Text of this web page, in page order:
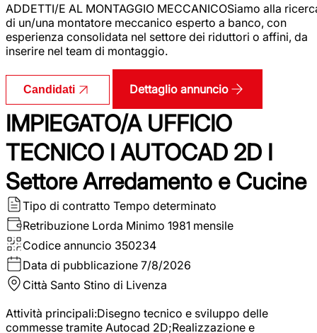
ADDETTI/E AL MONTAGGIO MECCANICOSiamo alla
di un/una montatore meccanico esperto a banco, con
esperienza consolidata nel settore dei riduttori o affini, da
inserire nel team di montaggio.
Candidati Dettaglio annuncio
IMPIEGATO/A UFFICIO
TECNICO I AUTOCAD 2D I
Settore Arredamento e Cucine
Tipo di contratto Tempo determinato
Retribuzione Lorda Minimo 1981 mensile
Codice annuncio 350234
Data di pubblicazione 7/8/2026
Città Santo Stino di Livenza
Attività principali:Disegno tecnico e sviluppo delle
commesse tramite Autocad 2D;Realizzazione e